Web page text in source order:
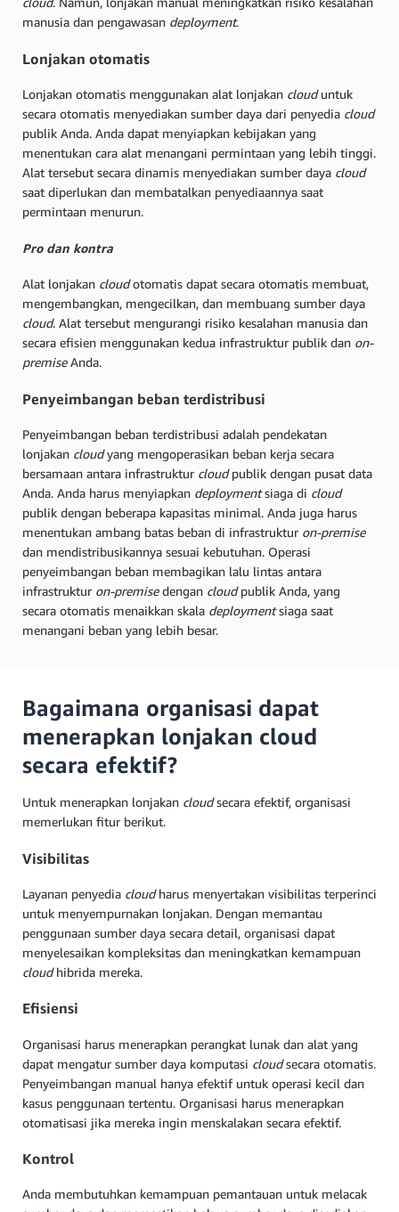
manusia dan pengawasan deployment.
Lonjakan otomatis
Lonjakan otomatis menggunakan alat lonjakan clouduntuk
secara otomatis menyediakan sumber daya dari penyedia cloud
publik Anda. Anda dapat menyiapkan kebijakan yang
menentukan cara alat menangani permintaan yang lebih tinggi.
Alat tersebut secara dinamis menyediakan sumber daya cloud
saat diperlukan dan membatalkan penyediaannya saat
permintaan menurun.
Pro dan kontra
Alat lonjakan cloudotomatis dapat secara otomatis membuat,
mengembangkan, mengecilkan, dan membuang sumber daya
cloud. Alat tersebut mengurangi risiko kesalahan manusia dan
secara efisien menggunakan kedua infrastruktur publik dan on-
premiseAnda.
Penyeimbangan beban terdistribusi
Penyeimbangan beban terdistribusi adalah pendekatan
lonjakan cloudyang mengoperasikan beban kerja secara
bersamaan antara infrastruktur cloudpublik dengan pusat data
Anda. Anda harus menyiapkan deploymentsiaga di cloud
publik dengan beberapa kapasitas minimal. Anda juga harus
menentukan ambang batas beban di infrastruktur on-premise
dan mendistribusikannya sesuai kebutuhan. Operasi
penyeimbangan beban membagikan lalu lintas antara
infrastruktur on-premisedengan cloudpublik Anda, yang
secara otomatis menaikkan skala deploymentsiaga saat
menangani beban yang lebih besar.
Bagaimana organisasi dapat
menerapkan lonjakan cloud
secara efektif?
Untuk menerapkan lonjakan cloudsecara efektif, organisasi
memerlukan fitur berikut.
Visibilitas
Layanan penyedia cloudharus menyertakan visibilitas terperinci
untuk menyempurnakan lonjakan. Dengan memantau
penggunaan sumber daya secara detail, organisasi dapat
menyelesaikan kompleksitas dan meningkatkan kemampuan
cloudhibrida mereka.
Efisiensi
Organisasi harus menerapkan perangkat lunak dan alat yang
dapat mengatur sumber daya komputasi cloudsecara otomatis.
Penyeimbangan manual hanya efektif untuk operasi kecil dan
kasus penggunaan tertentu. Organisasi harus menerapkan
otomatisasi jika mereka ingin menskalakan secara efektif.
Kontrol
Anda membutuhkan kemampuan pemantauan untuk melacak